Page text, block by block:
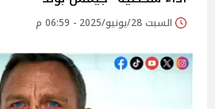
السبت 28/يونيو/2025 - 06:59 م